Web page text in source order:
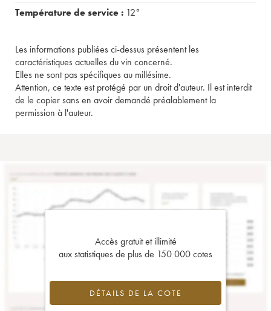
Température de service : 12°
Les informations publiées ci-dessus présentent les
caractéristiques actuelles du vin concerné.
Elles ne sont pas spécifiques au millésime.
Attention, ce texte est protégé par un droit d'auteur. Il est interdit
de le copier sans en avoir demandé préalablement la
permission à l'auteur.
Accès gratuit et illimité
aux statistiques de plus de 150 000 cotes
DÉTAILS DE LA COTE